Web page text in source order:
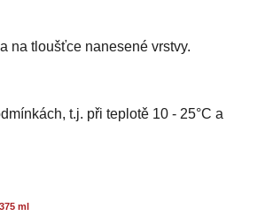
na tloušťce nanesené vrstvy.
t.j. při teplotě 10 - 25°C a
ml